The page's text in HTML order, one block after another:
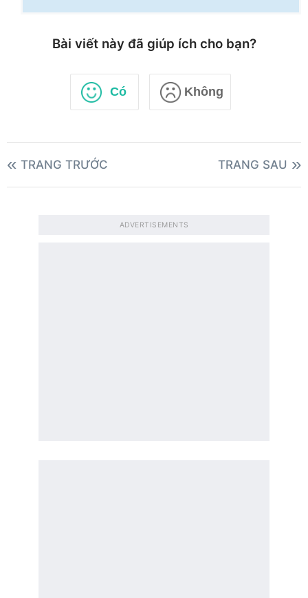
Bài viết này đã giúp ích cho bạn?
Có Không
TRANG TRƯỚC TRANG SAU
ADVERTISEMENTS